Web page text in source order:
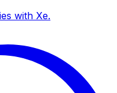
with Xe.